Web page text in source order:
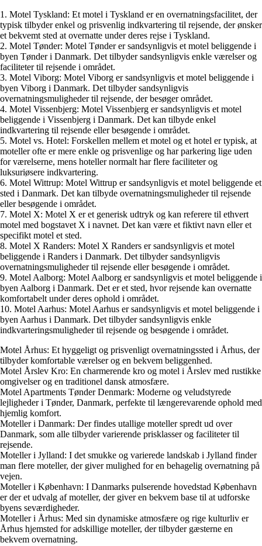
1. Motel Tyskland: Et motel i Tyskland er en overnatningsfacilitet, der
typisk tilbyder enkel og prisvenlig indkvartering til rejsende, der ønsker
et bekvemt sted at overnatte under deres rejse i Tyskland.
2. Motel Tønder: Motel Tønder er sandsynligvis et motel beliggende i
byen Tønder i Danmark. Det tilbyder sandsynligvis enkle værelser og
faciliteter til rejsende i området.
3. Motel Viborg: Motel Viborg er sandsynligvis et motel beliggende i
byen Viborg i Danmark. Det tilbyder sandsynligvis
overnatningsmuligheder til rejsende, der besøger området.
4. Motel Vissenbjerg: Motel Vissenbjerg er sandsynligvis et motel
beliggende i Vissenbjerg i Danmark. Det kan tilbyde enkel
indkvartering til rejsende eller besøgende i området.
5. Motel vs. Hotel: Forskellen mellem et motel og et hotel er typisk, at
moteller ofte er mere enkle og prisvenlige og har parkering lige uden
for værelserne, mens hoteller normalt har flere faciliteter og
luksuriøsere indkvartering.
6. Motel Wittrup: Motel Wittrup er sandsynligvis et motel beliggende et
sted i Danmark. Det kan tilbyde overnatningsmuligheder til rejsende
eller besøgende i området.
7. Motel X: Motel X er et generisk udtryk og kan referere til ethvert
motel med bogstavet X i navnet. Det kan være et fiktivt navn eller et
specifikt motel et sted.
8. Motel X Randers: Motel X Randers er sandsynligvis et motel
beliggende i Randers i Danmark. Det tilbyder sandsynligvis
overnatningsmuligheder til rejsende eller besøgende i området.
9. Motel Aalborg: Motel Aalborg er sandsynligvis et motel beliggende i
byen Aalborg i Danmark. Det er et sted, hvor rejsende kan overnatte
komfortabelt under deres ophold i området.
10. Motel Aarhus: Motel Aarhus er sandsynligvis et motel beliggende i
byen Aarhus i Danmark. Det tilbyder sandsynligvis enkle
indkvarteringsmuligheder til rejsende og besøgende i området.
Motel Århus: Et hyggeligt og prisvenligt overnatningssted i Århus, der
tilbyder komfortable værelser og en bekvem beliggenhed.
Motel Årslev Kro: En charmerende kro og motel i Årslev med rustikke
omgivelser og en traditionel dansk atmosfære.
Motel Apartments Tønder Denmark: Moderne og veludstyrede
lejligheder i Tønder, Danmark, perfekte til længerevarende ophold med
hjemlig komfort.
Moteller i Danmark: Der findes utallige moteller spredt ud over
Danmark, som alle tilbyder varierende prisklasser og faciliteter til
rejsende.
Moteller i Jylland: I det smukke og varierede landskab i Jylland finder
man flere moteller, der giver mulighed for en behagelig overnatning på
vejen.
Moteller i København: I Danmarks pulserende hovedstad København
er der et udvalg af moteller, der giver en bekvem base til at udforske
byens seværdigheder.
Moteller i Århus: Med sin dynamiske atmosfære og rige kulturliv er
Århus hjemsted for adskillige moteller, der tilbyder gæsterne en
bekvem overnatning.